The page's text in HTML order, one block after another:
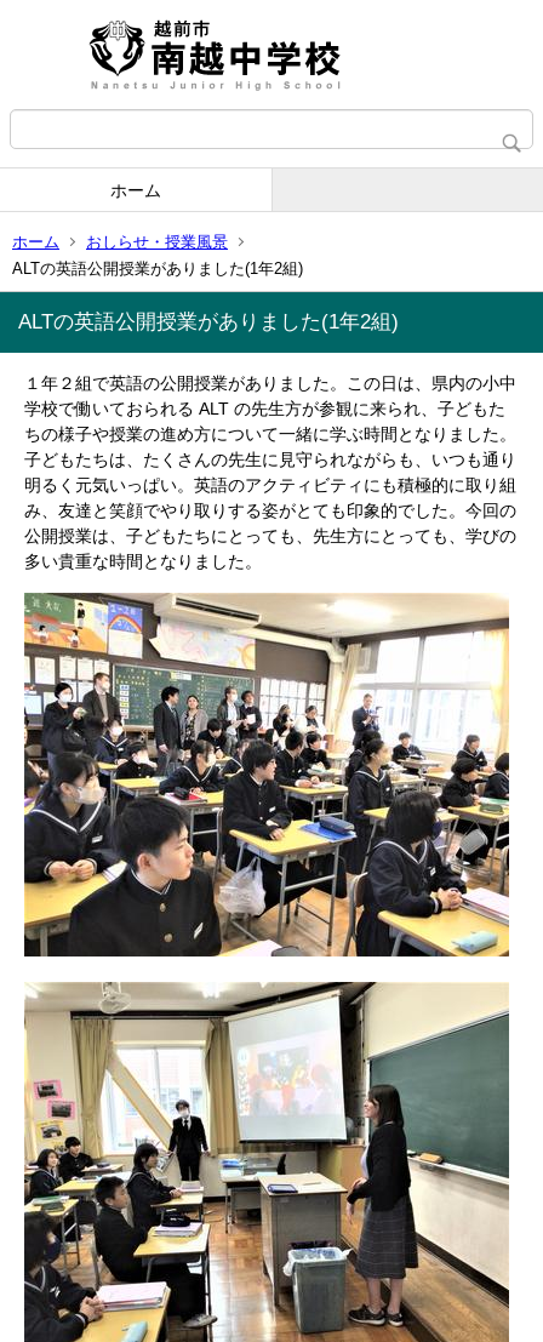
ホーム
ホーム
おしらせ・授業風景
ALTの英語公開授業がありました(1年2組)
ALTの英語公開授業がありました(1年2組)
１年２組で英語の公開授業がありました。この日は、県内の小中
学校で働いておられる ALT の先生方が参観に来られ、子どもた
ちの様子や授業の進め方について一緒に学ぶ時間となりました。
子どもたちは、たくさんの先生に見守られながらも、いつも通り
明るく元気いっぱい。英語のアクティビティにも積極的に取り組
み、友達と笑顔でやり取りする姿がとても印象的でした。今回の
公開授業は、子どもたちにとっても、先生方にとっても、学びの
多い貴重な時間となりました。